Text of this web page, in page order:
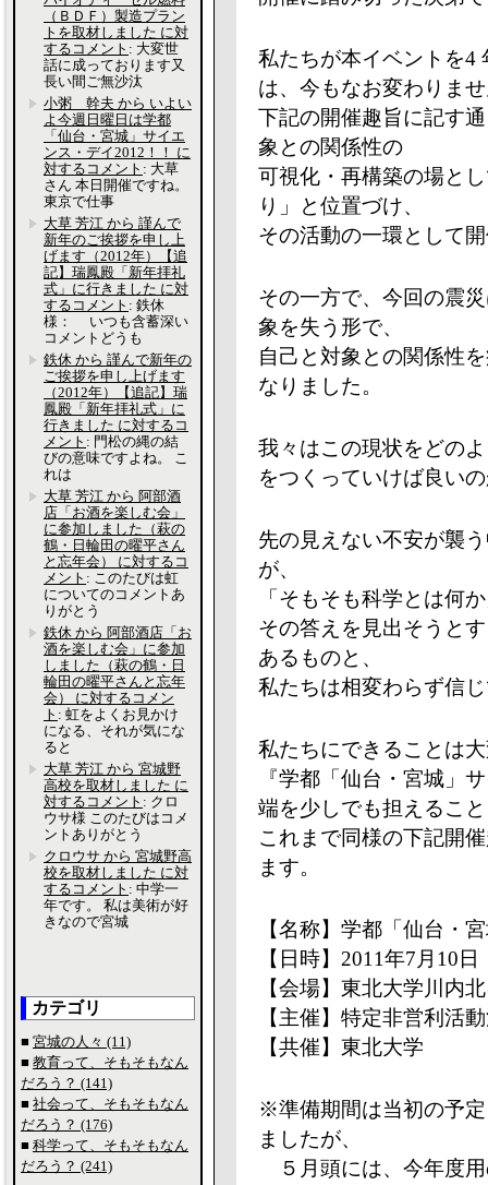
私たちが本イベントを4
は、今もなお変わりま
下記の開催趣旨に記す
象との関係性の
可視化・再構築の場と
り」と位置づけ、
その活動の一環として
その一方で、今回の震
象を失う形で、
自己と対象との関係性
なりました。
我々はこの現状をどの
をつくっていけば良い
先の見えない不安が襲
が、
「そもそも科学とは何
その答えを見出そうと
あるものと、
私たちは相変わらず信
私たちにできることは
『学都「仙台・宮城」
端を少しでも担えるこ
これまで同様の下記開
ます。
【名称】学都「仙台・
【日時】2011年7月10
【会場】東北大学川内
【主催】特定非営利活
【共催】東北大学
※準備期間は当初の予
ましたが、
５月頭には、今年度
（ＢＤＦ）製造プラン
トを取材しました に対
するコメント : 大変世
話に成っております又
長い間ご無沙汰
小粥 幹夫 から いよい
よ今週日曜日は学都
「仙台・宮城」サイエ
ンス・デイ2012！！ に
対するコメント : 大草
さん 本日開催ですね。
東京で仕事
大草 芳江 から 謹んで
新年のご挨拶を申し上
げます（2012年）【追
記】瑞鳳殿「新年拝礼
式」に行きました に対
するコメント : 鉄休
様： いつも含蓄深い
コメントどうも
鉄休 から 謹んで新年の
ご挨拶を申し上げます
（2012年）【追記】瑞
鳳殿「新年拝礼式」に
行きました に対するコ
メント : 門松の縄の結
びの意味ですよね。 こ
れは
大草 芳江 から 阿部酒
店「お酒を楽しむ会」
に参加しました（萩の
鶴・日輪田の曜平さん
と忘年会） に対するコ
メント : このたびは虹
についてのコメントあ
りがとう
鉄休 から 阿部酒店「お
酒を楽しむ会」に参加
しました（萩の鶴・日
輪田の曜平さんと忘年
会） に対するコメン
ト : 虹をよくお見かけ
になる、それが気にな
ると
大草 芳江 から 宮城野
高校を取材しました に
対するコメント : クロ
ウサ様 このたびはコメ
ントありがとう
クロウサ から 宮城野高
校を取材しました に対
するコメント : 中学一
年です。 私は美術が好
きなので宮城
カテゴリ
■ 宮城の人々 (11)
■ 教育って、そもそもなん
だろう？ (141)
■ 社会って、そもそもなん
だろう？ (176)
■ 科学って、そもそもなん
だろう？ (241)